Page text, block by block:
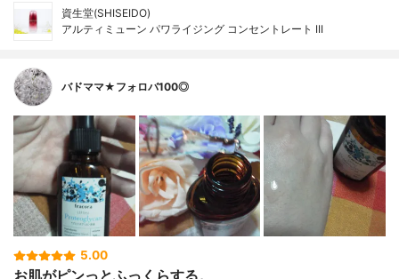
資生堂(SHISEIDO)
アルティミューン パワライジング コンセントレート III
バドママ★フォロバ100◎
5.00
お肌がピンっとふっくらする。